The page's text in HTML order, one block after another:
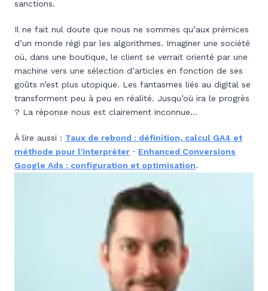
sanctions.
Il ne fait nul doute que nous ne sommes qu’aux prémices
d’un monde régi par les algorithmes. Imaginer une société
où, dans une boutique, le client se verrait orienté par une
machine vers une sélection d’articles en fonction de ses
goûts n’est plus utopique. Les fantasmes liés au digital se
transforment peu à peu en réalité. Jusqu’où ira le progrès
? La réponse nous est clairement inconnue…
À lire aussi : Taux de rebond : définition, calcul GA4 et
méthode pour l'interpréter · Enhanced Conversions
Google Ads : configuration et optimisation.